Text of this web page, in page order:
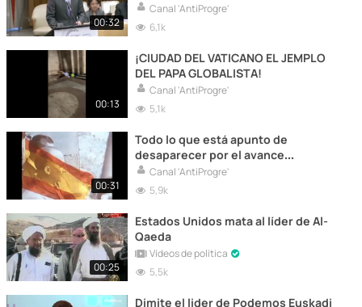
00:32
Canal 'AntiProgre'
6,1k
00:13
¡CIUDAD DEL VATICANO EL JEMPLO
DEL PAPA GLOBALISTA!
Canal 'AntiProgre'
5,1k
00:31
Todo lo que está apunto de
desaparecer por el avance
globalista!
Canal 'AntiProgre'
5,9k
00:25
Estados Unidos mata al líder de Al-
Qaeda
Vídeos de política
5,5k
Dimite el lider de Podemos Euskadi